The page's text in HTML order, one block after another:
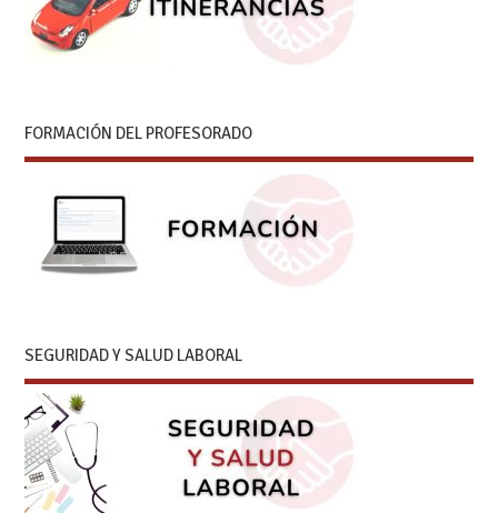
FORMACIÓN DEL PROFESORADO
SEGURIDAD Y SALUD LABORAL